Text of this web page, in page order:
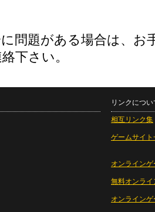
問題がある場合は、お
下さい。
リンクについ
相互リンク集
ゲームサイト
オンラインゲ
無料オンライ
オンライン